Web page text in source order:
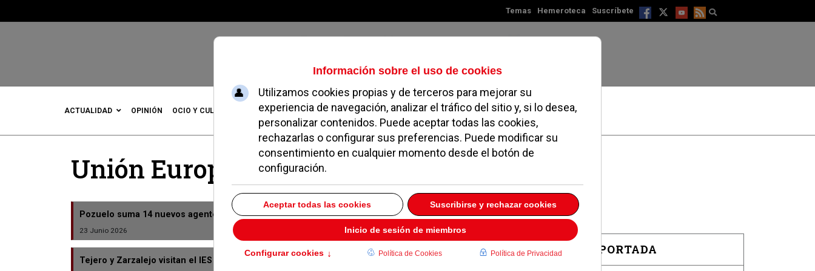
Temas Hemeroteca Suscríbete
Domingo, 09 de agosto de 2026
ACTUALIDAD OPINIÓN OCIO Y CULTURA DEPORTES MADRID NOROESTE SOCIEDAD MAGAZINE SERVICIOS
Unión Europea
Pozuelo suma 14 nuevos agentes y supera la ratio recomendada por la UE
23 Junio 2026
Tejero y Zarzalejo visitan el IES Gerardo Diego por el Día de Europa
EN PORTADA